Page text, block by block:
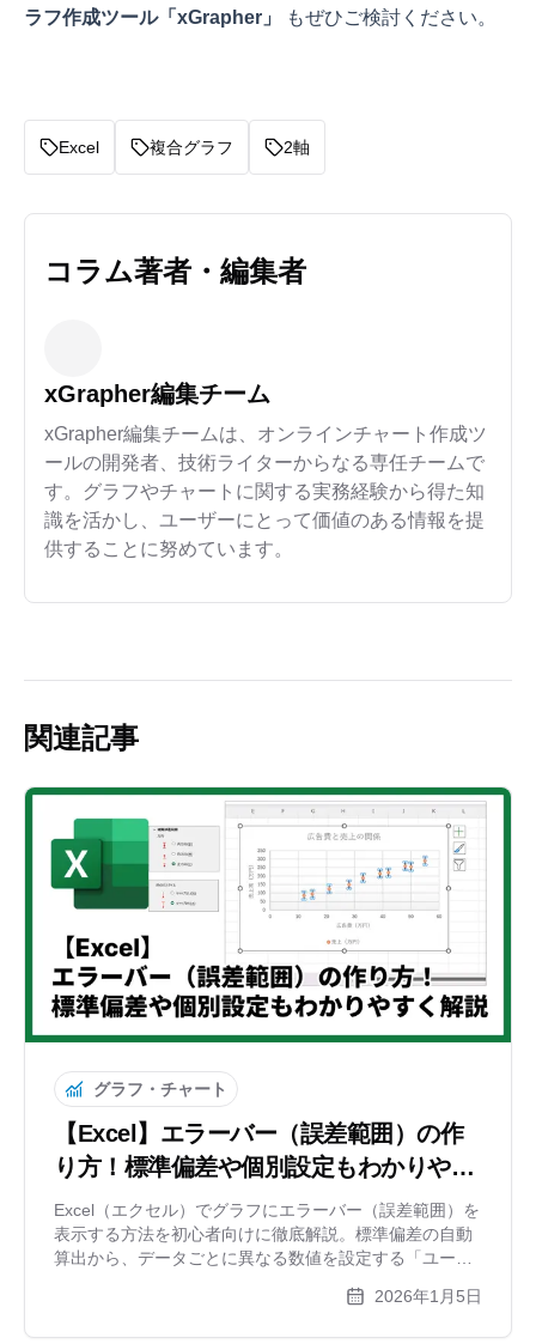
ラフ作成ツール「xGrapher」
もぜひご検討ください。
Excel 複合グラフ 2軸
コラム著者・編集者
xGrapher編集チーム
xGrapher編集チームは、オンラインチャート作成ツ
ールの開発者、技術ライターからなる専任チームで
す。グラフやチャートに関する実務経験から得た知
識を活かし、ユーザーにとって価値のある情報を提
供することに努めています。
関連記事
グラフ・チャート
【Excel】エラーバー（誤差範囲）の作
り方！標準偏差や個別設定もわかりやす
く解説
Excel（エクセル）でグラフにエラーバー（誤差範囲）を
表示する方法を初心者向けに徹底解説。標準偏差の自動
算出から、データごとに異なる数値を設定する「ユーザ
ー指定」の方法、見やすいデザイン調整まで網羅しま
2026年1月5日